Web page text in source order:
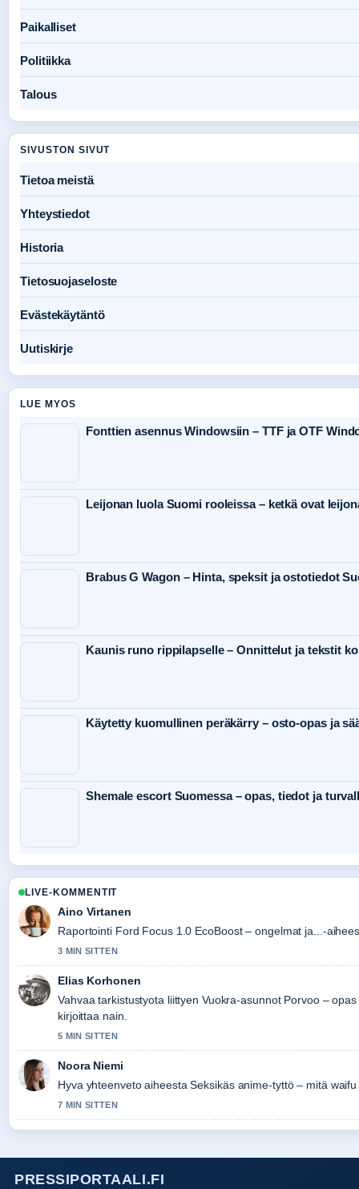
Paikalliset
Politiikka
Talous
SIVUSTON SIVUT
Tietoa meistä
Yhteystiedot
Historia
Tietosuojaseloste
Evästekäytäntö
Uutiskirje
LUE MYOS
Fonttien asennus Windowsiin – TTF ja OTF
Leijonan luola Suomi rooleissa – ketkä ovat
Brabus G Wagon – Hinta, speksit ja ostotiedot
Kaunis runo rippilapselle – Onnittelut ja tekstit
Käytetty kuomullinen peräkärry – osto-opas ja
Shemale escort Suomessa – opas, tiedot ja
LIVE-KOMMENTIT
Aino Virtanen
Raportointi Ford Focus 1.0 EcoBoost – ongelmat ja...-
3 MIN SITTEN
Elias Korhonen
Vahvaa tarkistustyota liittyen Vuokra-asunnot Porvoo –
kirjoittaa nain.
5 MIN SITTEN
Noora Niemi
Hyva yhteenveto aiheesta Seksikäs anime-tyttö – mitä
7 MIN SITTEN
PRESSIPORTAALI.FI